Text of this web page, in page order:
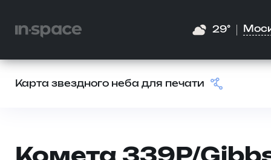
29°
Карта звездного неба для печати